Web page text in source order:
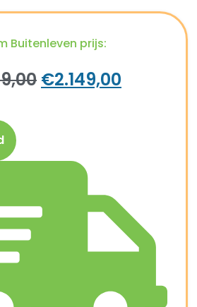
Buitenleven prijs:
€2.149,00